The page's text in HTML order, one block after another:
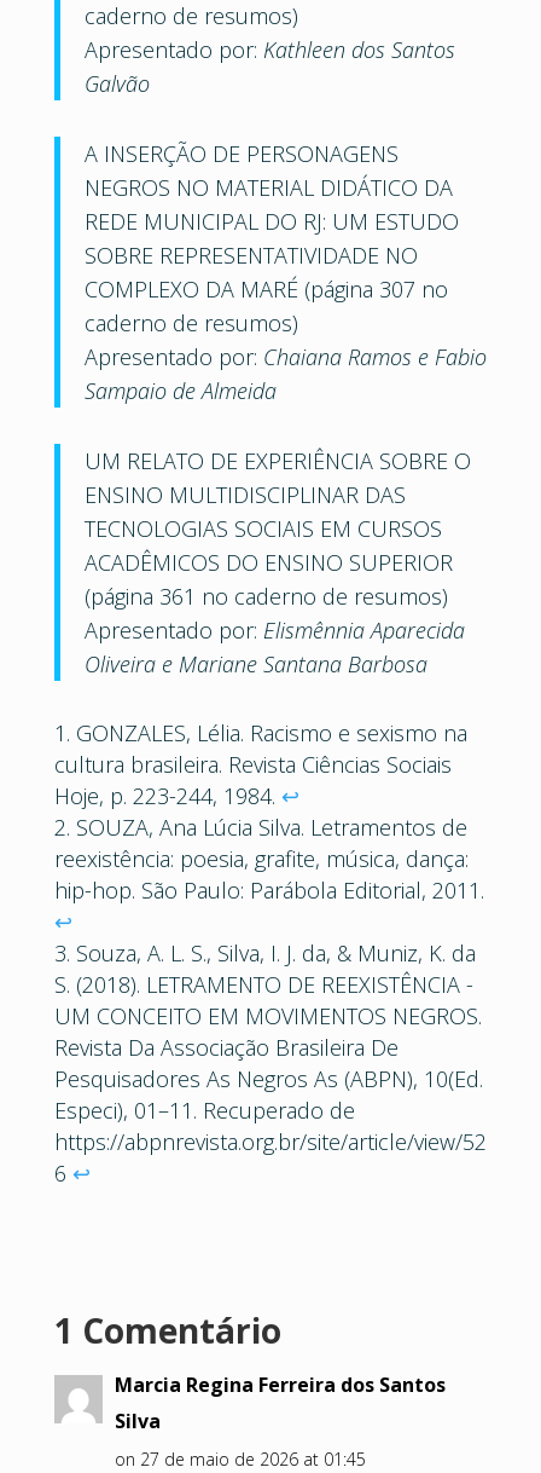
caderno de resumos)
Apresentado por: Kathleen dos Santos
Galvão
A INSERÇÃO DE PERSONAGENS
NEGROS NO MATERIAL DIDÁTICO DA
REDE MUNICIPAL DO RJ: UM ESTUDO
SOBRE REPRESENTATIVIDADE NO
COMPLEXO DA MARÉ (página 307 no
caderno de resumos)
Apresentado por: Chaiana Ramos e Fabio
Sampaio de Almeida
UM RELATO DE EXPERIÊNCIA SOBRE O
ENSINO MULTIDISCIPLINAR DAS
TECNOLOGIAS SOCIAIS EM CURSOS
ACADÊMICOS DO ENSINO SUPERIOR
(página 361 no caderno de resumos)
Apresentado por: Elismênnia Aparecida
Oliveira e Mariane Santana Barbosa
GONZALES, Lélia. Racismo e sexismo na
cultura brasileira. Revista Ciências Sociais
Hoje, p. 223-244, 1984. ↩︎
SOUZA, Ana Lúcia Silva. Letramentos de
reexistência: poesia, grafite, música, dança:
hip-hop. São Paulo: Parábola Editorial, 2011.
↩︎
Souza, A. L. S., Silva, I. J. da, & Muniz, K. da
S. (2018). LETRAMENTO DE REEXISTÊNCIA -
UM CONCEITO EM MOVIMENTOS NEGROS.
Revista Da Associação Brasileira De
Pesquisadores As Negros As (ABPN), 10(Ed.
Especi), 01–11. Recuperado de
https://abpnrevista.org.br/site/article/view/52
6 ↩︎
1 Comentário
Marcia Regina Ferreira dos Santos
Silva
on 27 de maio de 2026 at 01:45